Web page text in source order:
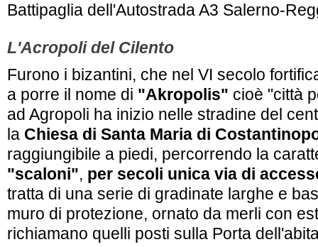
Battipaglia dell'Autostrada A3 Salerno-
L'Acropoli del Cilento
Furono i bizantini, che nel VI secolo
a porre il nome di "Akropolis" cioè "città
ad Agropoli ha inizio nelle stradine del
la Chiesa di Santa Maria di
raggiungibile a piedi, percorrendo la
"scaloni", per secoli unica via di
tratta di una serie di gradinate larghe e
muro di protezione, ornato da merli con
richiamano quelli posti sulla Porta